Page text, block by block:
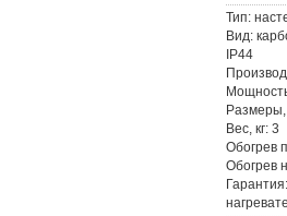
Тип:
Вид:
IP44
Вес, кг: 3
Обогрев
Обогрев
Гарантия: